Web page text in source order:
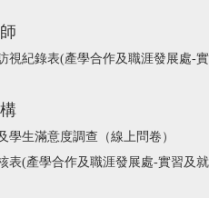
視紀錄表(產學合作及職涯發展處-
學生滿意度調查（線上問卷）
表(產學合作及職涯發展處-實習及